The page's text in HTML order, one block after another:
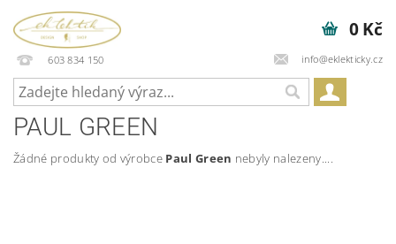
603 834 150 info@eklekticky.cz
0 Kč
PAUL GREEN
Žádné produkty od výrobce Paul Green nebyly nalezeny....